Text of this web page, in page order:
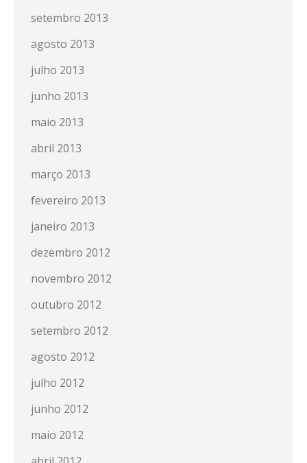
setembro 2013
agosto 2013
julho 2013
junho 2013
maio 2013
abril 2013
março 2013
fevereiro 2013
janeiro 2013
dezembro 2012
novembro 2012
outubro 2012
setembro 2012
agosto 2012
julho 2012
junho 2012
maio 2012